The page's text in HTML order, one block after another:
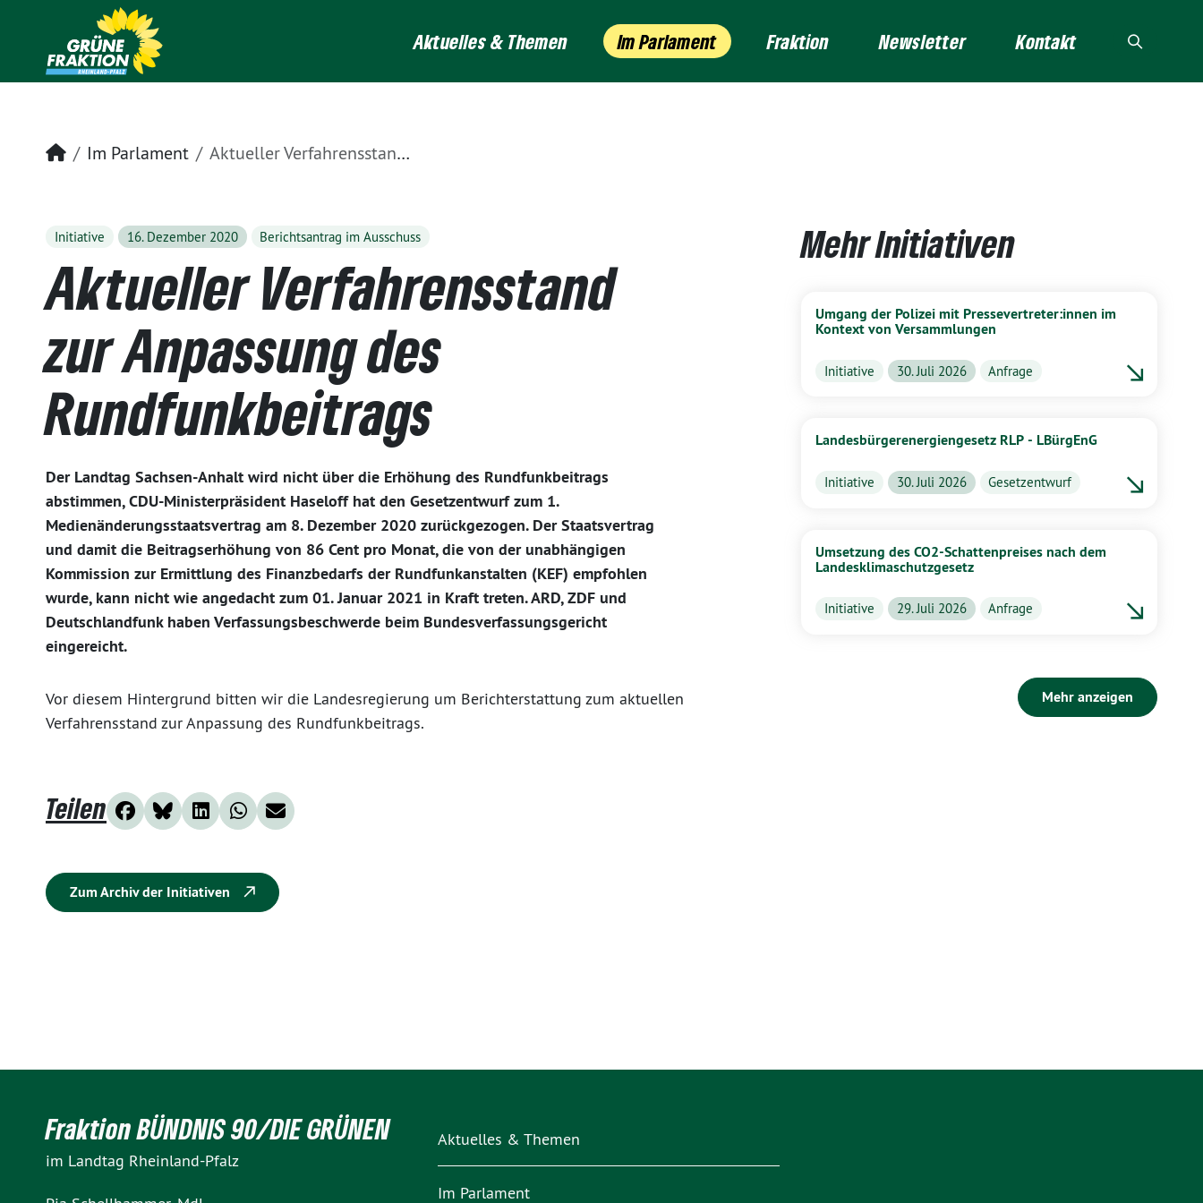
Aktuelles & Themen Im Parlament Fraktion Newsletter Kontakt
Startseite
Im Parlament Aktueller Verfahrensstand zur Anpassung des Rundfunkbeitrags
Initiative 16. Dezember 2020 Berichtsantrag im Ausschuss
Aktueller Verfahrensstand
zur Anpassung des
Rundfunkbeitrags
Der Landtag Sachsen-Anhalt wird nicht über die Erhöhung des Rundfunkbeitrags
abstimmen, CDU-Ministerpräsident Haseloff hat den Gesetzentwurf zum 1.
Medienänderungsstaatsvertrag am 8. Dezember 2020 zurückgezogen. Der Staatsvertrag
und damit die Beitragserhöhung von 86 Cent pro Monat, die von der unabhängigen
Kommission zur Ermittlung des Finanzbedarfs der Rundfunkanstalten (KEF) empfohlen
wurde, kann nicht wie angedacht zum 01. Januar 2021 in Kraft treten. ARD, ZDF und
Deutschlandfunk haben Verfassungsbeschwerde beim Bundesverfassungsgericht
eingereicht.
Vor diesem Hintergrund bitten wir die Landesregierung um Berichterstattung zum aktuellen
Verfahrensstand zur Anpassung des Rundfunkbeitrags.
Teilen
Zum Archiv der Initiativen
Mehr Initiativen
Umgang der Polizei mit Pressevertreter:innen im
Kontext von Versammlungen
Initiative 30. Juli 2026 Anfrage
Landesbürgerenergiengesetz RLP - LBürgEnG
Initiative 30. Juli 2026 Gesetzentwurf
Umsetzung des CO2-Schattenpreises nach dem
Landesklimaschutzgesetz
Initiative 29. Juli 2026 Anfrage
Mehr anzeigen
Fraktion BÜNDNIS 90/DIE GRÜNEN
im Landtag Rheinland-Pfalz
Aktuelles & Themen
Im Parlament